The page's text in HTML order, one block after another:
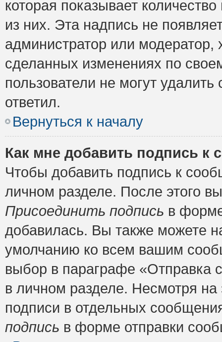
которая показывает
из них. Эта надпись не
администратор или модератор,
сделанных изменениях по
пользователи не могут
ответил.
Вернуться к началу
Как мне добавить подпись к
Чтобы добавить подпись к
личном разделе. После этого
Присоединить подпись в
добавилась. Вы также можете
умолчанию ко всем вашим
выбор в параграфе «Отправка
в личном разделе. Несмотря
подписи в отдельных
подпись в форме отправки